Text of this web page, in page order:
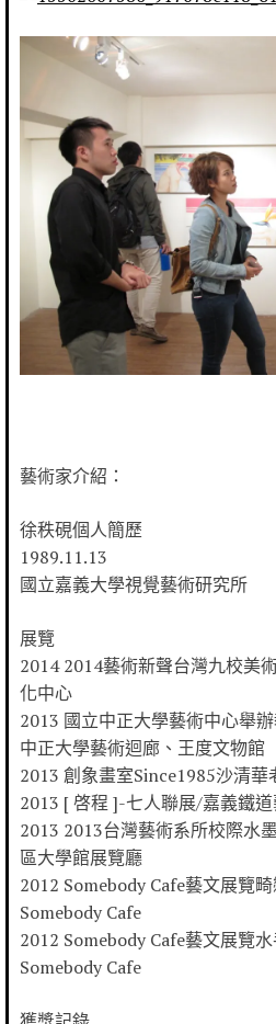
藝術家介紹：
徐秩硯個人簡歷
1989.11.13
國立嘉義大學視覺藝術研究所
展覽
2014 2014藝術新聲台灣九校美
化中心
2013 國立中正大學藝術中心舉
中正大學藝術迴廊、王度文物館
2013 創象畫室Since1985沙清
2013 [ 啓程 ]-七人聯展/嘉義鐵
2013 2013台灣藝術系所校際水
區大學館展覽廳
2012 Somebody Cafe藝文展覽
Somebody Cafe
2012 Somebody Cafe藝文展覽
Somebody Cafe